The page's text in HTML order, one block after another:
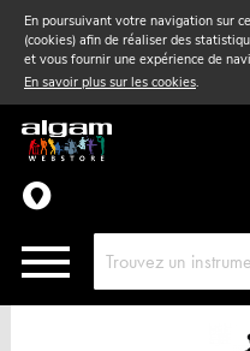
En poursuivant votre navigation sur
(cookies) afin de réaliser des
et vous fournir une expérience de
En savoir plus sur les cookies.
Vent& Violon
Accessoires
Pièces détachées